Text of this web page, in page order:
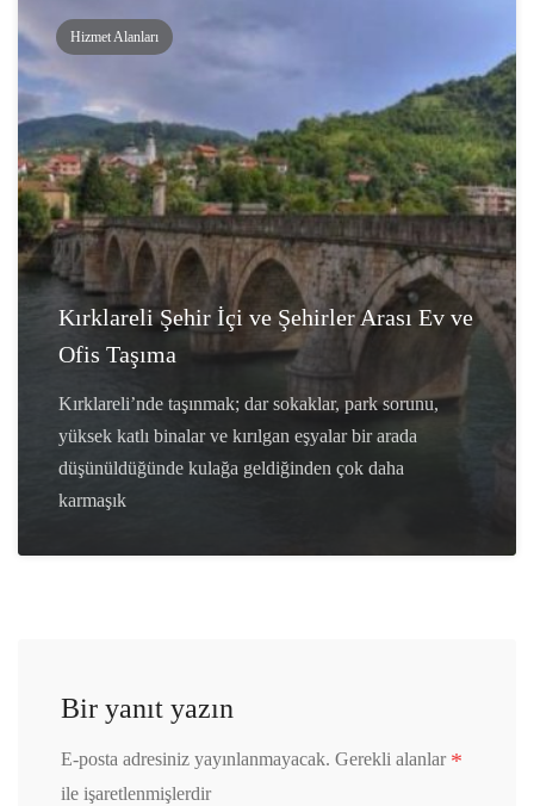
Hizmet Alanları
Kırklareli Şehir İçi ve Şehirler Arası Ev ve
Ofis Taşıma
Kırklareli’nde taşınmak; dar sokaklar, park sorunu,
yüksek katlı binalar ve kırılgan eşyalar bir arada
düşünüldüğünde kulağa geldiğinden çok daha
karmaşık
Bir yanıt yazın
E-posta adresiniz yayınlanmayacak. Gerekli alanlar *
ile işaretlenmişlerdir